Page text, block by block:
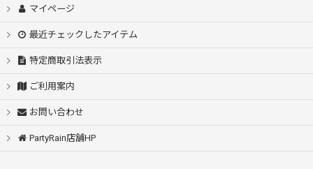
折りたたみ傘
マイページ
最近チェックしたアイテム
特定商取引法表示
ご利用案内
お問い合わせ
PartyRain店舗HP